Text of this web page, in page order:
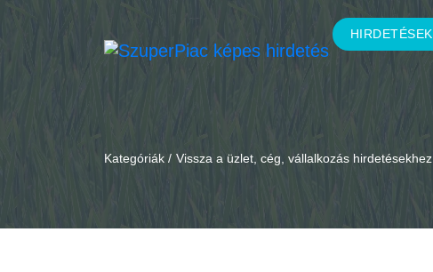
HIRDETÉSEK
Kategóriák / Vissza a üzlet, cég, vállalkozás hirdetésekhez